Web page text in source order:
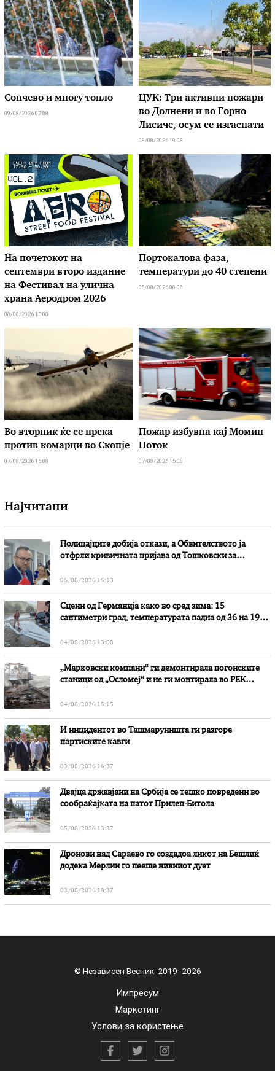
Сончево и многу топло
09/08/2026 07:08
ЦУК: Три активни пожари
во Долнени и во Горно
Лисиче, осум се изгаснати
08/08/2026 19:08
На почетокот на
септември второ издание
на Фестивал на улична
храна Аеродром 2026
08/08/2026 13:08
Портокалова фаза,
температури до 40 степени
08/08/2026 08:08
Во вторник ќе се прска
против комарци во Скопје
07/08/2026 16:08
Пожар избувна кај Момин
Поток
07/08/2026 15:08
Најчитани
Полицајците добија откази, а Обвителството ја
отфрли кривичната пријава од Тошковски за
06/08/2026 15:13
Сцени од Германија како во сред зима: 15
сантиметри град, температурата падна од 36 на 19
04/08/2026 13:08
„Марковски компани“ ги демонтирала погонските
станици од „Осломеј“ и не ги монтирала во РЕК
04/08/2026 15:15
И инцидентот во Ташмаруништa ги разгоре
партиските кавги
03/08/2026 16:37
Двајца државјани на Србија се тешко повредени во
сообраќајката на патот Прилеп-Битола
05/08/2026 13:37
Дронови над Сараево го создадоа ликот на Бешлиќ
додека Мерлин го пееше нивниот дует
03/08/2026 18:37
© Независен Весник 2019 -2026
Импресум
Маркетинг
Услови за користење